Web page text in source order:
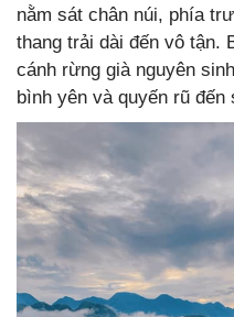
nằm sát chân núi, phía
thang trải dài đến vô tận.
cánh rừng già nguyên
bình yên và quyến rũ đến